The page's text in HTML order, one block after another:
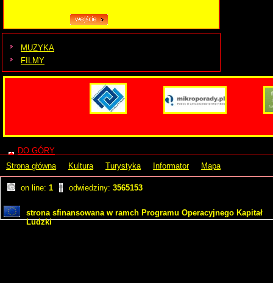
MUZYKA
FILMY
DO GÓRY
Strona główna
Kultura Turystyka Informator Mapa
on line: 1 odwiedziny: 3565153
strona sfinansowana w ramch Programu Operacyjnego Kapitał
Ludzki